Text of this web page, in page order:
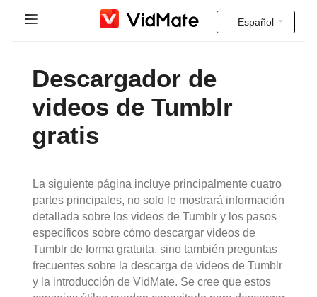
Videos Indios
Preguntas más frecuentes
Instagram Downloader
YT to MP3
Español
Français
Descargador de
videos de Tumblr
gratis
La siguiente página incluye principalmente cuatro
partes principales, no solo le mostrará información
detallada sobre los videos de Tumblr y los pasos
específicos sobre cómo descargar videos de
Tumblr de forma gratuita, sino también preguntas
frecuentes sobre la descarga de videos de Tumblr
y la introducción de VidMate. Se cree que estos